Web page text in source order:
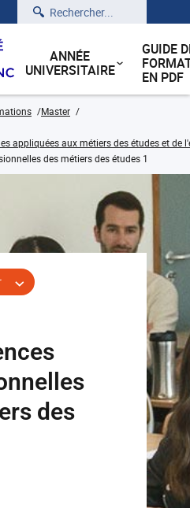
Rechercher
ANNÉE
UNIVERSITAIRE
GUIDE
EN PDF
Master
appliquées aux métiers des études et de
des métiers des études 1
des